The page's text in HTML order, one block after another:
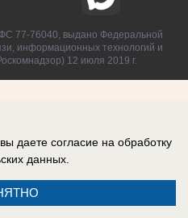
77-76040, выдано Федеральной
информационных технологий и
12 июля 2019 г.
даете согласие на обработку
данных.